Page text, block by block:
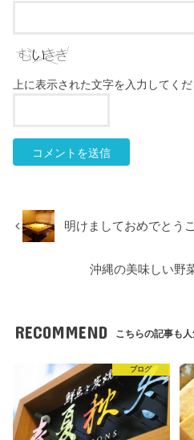
上に表示された文字を入力してくだ
明けましておめでとう
沖縄の美味しい野
RECOMMEND こちらの記事も人
ブログ